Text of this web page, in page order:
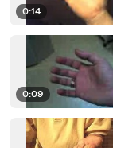
0:14
0:09